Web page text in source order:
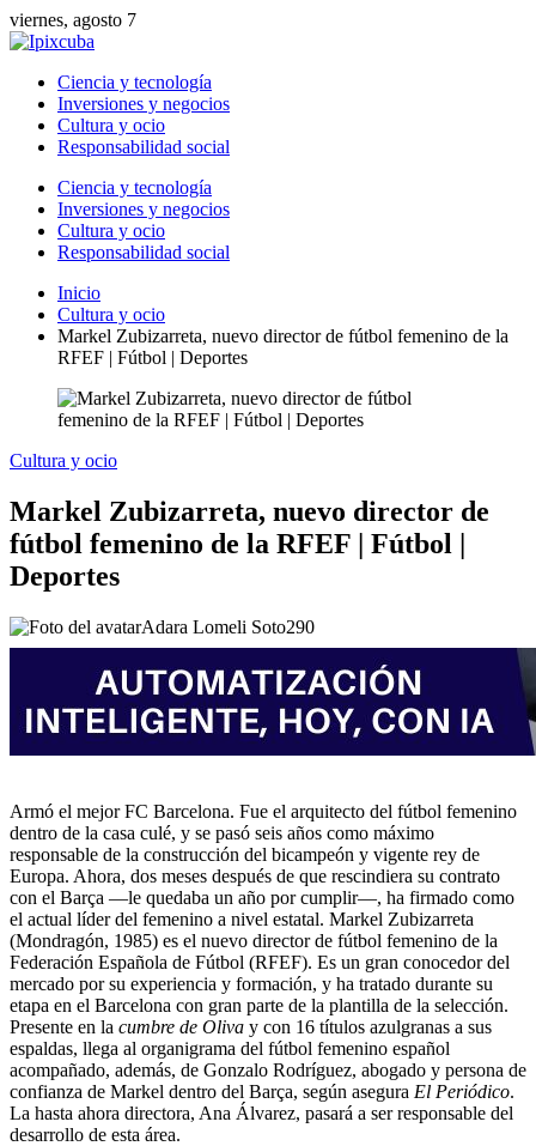
viernes, agosto 7
Ciencia y tecnología
Inversiones y negocios
Cultura y ocio
Responsabilidad social
Ciencia y tecnología
Inversiones y negocios
Cultura y ocio
Responsabilidad social
Inicio
Cultura y ocio
Markel Zubizarreta, nuevo director de fútbol femenino de la
RFEF | Fútbol | Deportes
Cultura y ocio
Markel Zubizarreta, nuevo director de
fútbol femenino de la RFEF | Fútbol |
Deportes
Adara Lomeli Soto290
Armó el mejor FC Barcelona. Fue el arquitecto del fútbol femenino
dentro de la casa culé, y se pasó seis años como máximo
responsable de la construcción del bicampeón y vigente rey de
Europa. Ahora, dos meses después de que rescindiera su contrato
con el Barça —le quedaba un año por cumplir—, ha firmado como
el actual líder del femenino a nivel estatal. Markel Zubizarreta
(Mondragón, 1985) es el nuevo director de fútbol femenino de la
Federación Española de Fútbol (RFEF). Es un gran conocedor del
mercado por su experiencia y formación, y ha tratado durante su
etapa en el Barcelona con gran parte de la plantilla de la selección.
Presente en la cumbre de Oliva y con 16 títulos azulgranas a sus
espaldas, llega al organigrama del fútbol femenino español
acompañado, además, de Gonzalo Rodríguez, abogado y persona de
confianza de Markel dentro del Barça, según asegura El Periódico.
La hasta ahora directora, Ana Álvarez, pasará a ser responsable del
desarrollo de esta área.